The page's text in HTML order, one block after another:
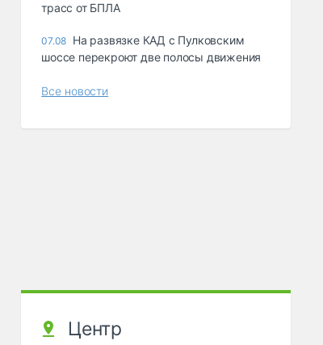
трасс от БПЛА
07.08 На развязке КАД с Пулковским
шоссе перекроют две полосы движения
Все новости
Центр